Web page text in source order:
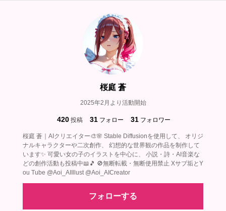
桜庭 蒼
2025年2月より活動開始
420 投稿 31 フォロー 31 フォロワー
桜庭 蒼｜AIクリエイター🎨🌸 Stable Diffusionを使用して、 オリジ
ナルキャラクターや二次創作、 幻想的な世界観の作品を制作して
います✨ 可愛い女の子のイラストを中心に、 小説・詩・AI音楽な
どの創作活動も投稿中📖🎵 🚫無断転載・無断使用禁止 Xサブ垢とY
ou Tube @Aoi_AIIllust @Aoi_AICreator
フォローする